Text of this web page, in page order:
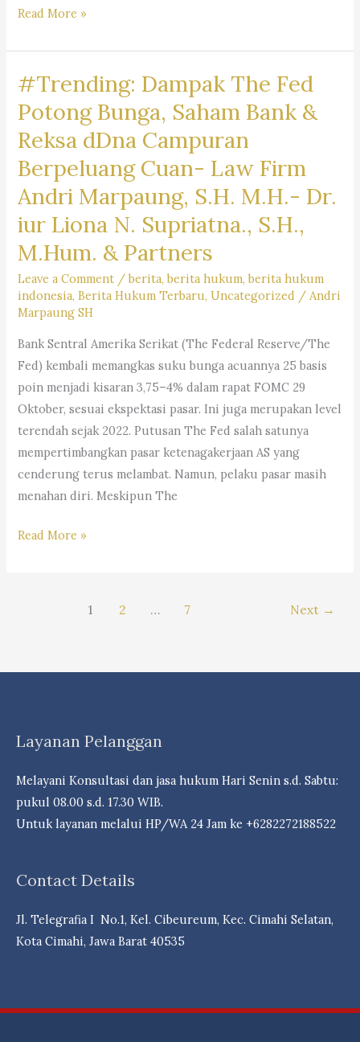
Mengapa
Pengacara
Mahal
Kantor
Hukum
Dr.
Iur
Liona
N.
Supriatna.,
S.H.,
M.Hum.
–
Andri
Marpaung,
S.H.
M.H.&
Partners
Read More »
#Trending: Dampak The Fed
Potong Bunga, Saham Bank &
Reksa dDna Campuran
Berpeluang Cuan- Law Firm
Andri Marpaung, S.H. M.H.- Dr.
iur Liona N. Supriatna., S.H.,
M.Hum. & Partners
Leave a Comment /berita,berita hukum,berita hukum
indonesia,Berita Hukum Terbaru,Uncategorized /Andri
Marpaung SH
Bank Sentral Amerika Serikat (The Federal Reserve/The
Fed) kembali memangkas suku bunga acuannya 25 basis
poin menjadi kisaran 3,75–4% dalam rapat FOMC 29
Oktober, sesuai ekspektasi pasar. Ini juga merupakan level
terendah sejak 2022. Putusan The Fed salah satunya
mempertimbangkan pasar ketenagakerjaan AS yang
cenderung terus melambat. Namun, pelaku pasar masih
menahan diri. Meskipun The
#Trending:
dDna
Campuran
Berpeluang
Cuan- Law
Marpaung,
M.H.-
Dr.
N.
Read More »
1 2 … 7 Next →
Layanan Pelanggan
Melayani Konsultasi dan jasa hukum Hari Senin s.d. Sabtu:
pukul 08.00 s.d. 17.30 WIB.
Untuk layanan melalui HP/WA 24 Jam ke +6282272188522
Contact Details
Jl. Telegrafia I No.1, Kel. Cibeureum, Kec. Cimahi Selatan,
Kota Cimahi, Jawa Barat 40535